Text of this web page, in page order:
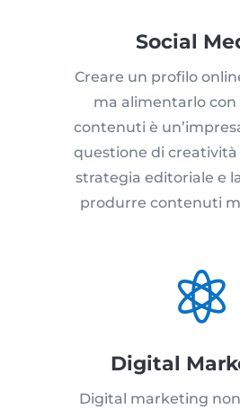
Social
Creare un profilo
ma alimentarlo con
contenuti è
questione di creatività
strategia editoriale e
produrre contenuti

Digital
Digital marketing non